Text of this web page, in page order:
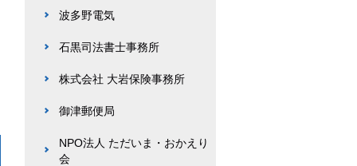
波多野電気
石黒司法書士事務所
株式会社 大岩保険事務所
御津郵便局
NPO法人 ただいま・おかえり
会